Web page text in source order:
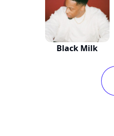
Black Milk